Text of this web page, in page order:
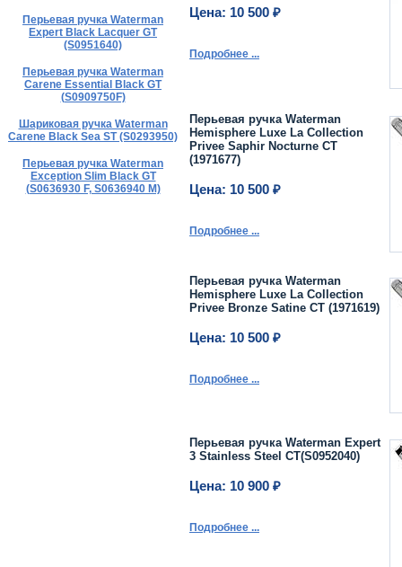
Перьевая ручка Waterman
Expert Black Lacquer GT
(S0951640)
Перьевая ручка Waterman
Carene Essential Black GT
(S0909750F)
Шариковая ручка Waterman
Carene Black Sea ST (S0293950)
Перьевая ручка Waterman
Exception Slim Black GT
(S0636930 F, S0636940 M)
Цена: 10 500 ₽
Подробнее ...
Перьевая ручка Waterman
Hemisphere Luxe La Collection
Privee Saphir Nocturne CT
(1971677)
Цена: 10 500 ₽
Подробнее ...
Перьевая ручка Waterman
Hemisphere Luxe La Collection
Privee Bronze Satine CT (1971619)
Цена: 10 500 ₽
Подробнее ...
Перьевая ручка Waterman Expert
3 Stainless Steel CT(S0952040)
Цена: 10 900 ₽
Подробнее ...